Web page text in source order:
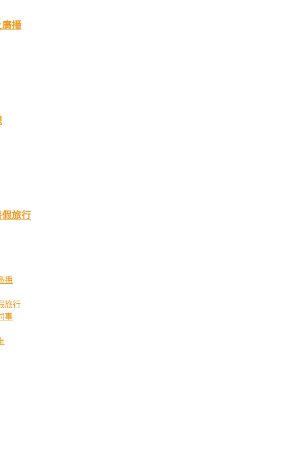
播
旅行
播
旅行
事